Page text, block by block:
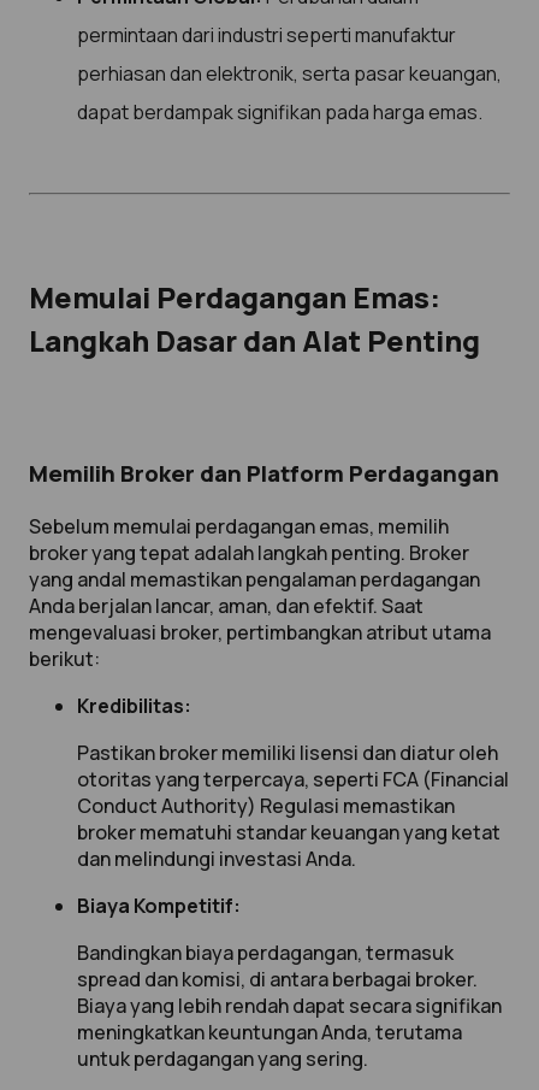
permintaan dari industri seperti manufaktur
perhiasan dan elektronik, serta pasar keuangan,
dapat berdampak signifikan pada harga emas.
Memulai Perdagangan Emas:
Langkah Dasar dan Alat Penting
Memilih Broker dan Platform Perdagangan
Sebelum memulai perdagangan emas, memilih
broker yang tepat adalah langkah penting. Broker
yang andal memastikan pengalaman perdagangan
Anda berjalan lancar, aman, dan efektif. Saat
mengevaluasi broker, pertimbangkan atribut utama
berikut:
Kredibilitas:
Pastikan broker memiliki lisensi dan diatur oleh
otoritas yang terpercaya, seperti FCA (Financial
Conduct Authority) Regulasi memastikan
broker mematuhi standar keuangan yang ketat
dan melindungi investasi Anda.
Biaya Kompetitif:
Bandingkan biaya perdagangan, termasuk
spread dan komisi, di antara berbagai broker.
Biaya yang lebih rendah dapat secara signifikan
meningkatkan keuntungan Anda, terutama
untuk perdagangan yang sering.